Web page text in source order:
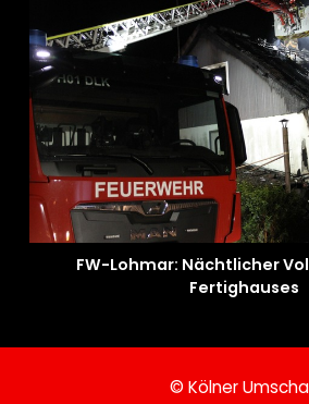
FW-Lohmar: Nächtlicher
Fertighauses
© Kölner